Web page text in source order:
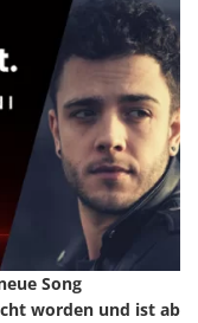
Song
worden und ist ab